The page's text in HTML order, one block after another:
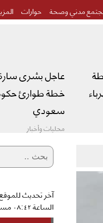
مدني وصحة حوارات
عاجل بشرى
خطة طوارئ
سعودي
محليات وأخبار
الساعة ٠٨:٤٢ مساءً